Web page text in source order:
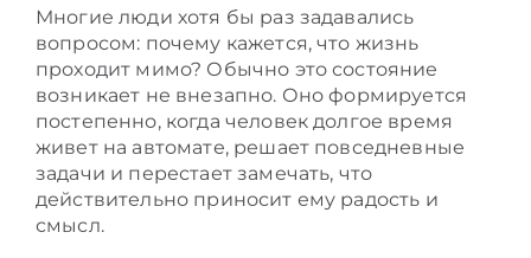
Многие люди хотя бы раз задавались
вопросом: почему кажется, что жизнь
проходит мимо? Обычно это состояние
возникает не внезапно. Оно формируется
постепенно, когда человек долгое время
живет на автомате, решает повседневные
задачи и перестает замечать, что
действительно приносит ему радость и
смысл.